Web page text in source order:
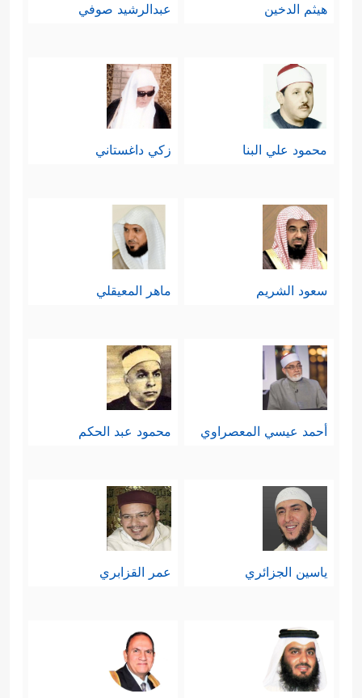
هيثم الدخين عبدالرشيد صوفي
محمود علي البنا زكي داغستاني
سعود الشريم ماهر المعيقلي
أحمد عيسي المعصراوي محمود عبد الحكم
ياسين الجزائري عمر القزابري